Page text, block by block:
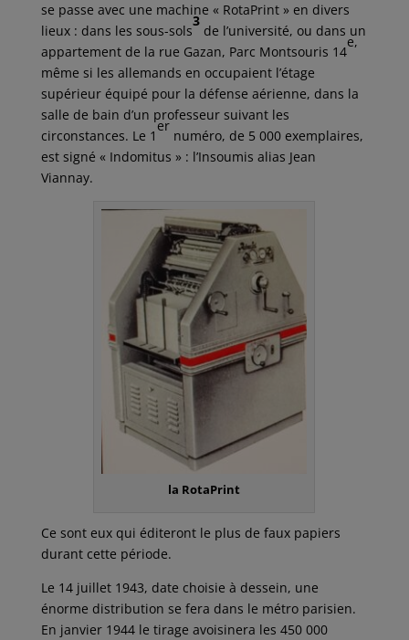
se passe avec une machine « RotaPrint » en divers
lieux : dans les sous-sols
3
de l’université, ou dans un
appartement de la rue Gazan, Parc Montsouris 14
e,
même si les allemands en occupaient l’étage
supérieur équipé pour la défense aérienne, dans la
salle de bain d’un professeur suivant les
circonstances. Le 1
er
numéro, de 5 000 exemplaires,
est signé « Indomitus » : l’Insoumis alias Jean
Viannay.
la RotaPrint
Ce sont eux qui éditeront le plus de faux papiers
durant cette période.
Le 14 juillet 1943, date choisie à dessein, une
énorme distribution se fera dans le métro parisien.
En janvier 1944 le tirage avoisinera les 450 000